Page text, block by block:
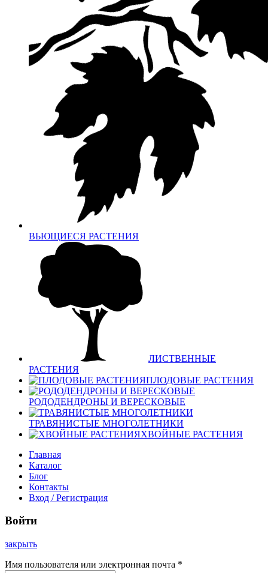
ВЬЮЩИЕСЯ РАСТЕНИЯ
ЛИСТВЕННЫЕ
РАСТЕНИЯ
ПЛОДОВЫЕ РАСТЕНИЯ
РОДОДЕНДРОНЫ И ВЕРЕСКОВЫЕ
ТРАВЯНИСТЫЕ МНОГОЛЕТНИКИ
ХВОЙНЫЕ РАСТЕНИЯ
Главная
Каталог
Блог
Контакты
Вход / Регистрация
Войти
закрыть
Имя пользователя или электронная почта *